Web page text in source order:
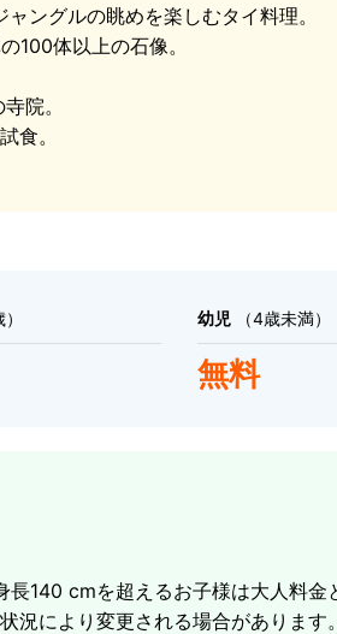
一つです。水は青々とした熱帯の緑
とり、思い出に残る写真を撮るの
立ち寄り地の一つです。
た山道に沿って島の内陸部の奥深く
程です - ほとんどの旅行者は島のこ
ングル、そしてビーチリゾートから
の海岸線と地平線まで広がる近隣の
ングルの眺めを楽しむタイ料理。
100体以上の石像。
院。
食。
幼児 （4歳未満）
無料
140 cmを超えるお子様は大人料金
況により変更される場合があります。